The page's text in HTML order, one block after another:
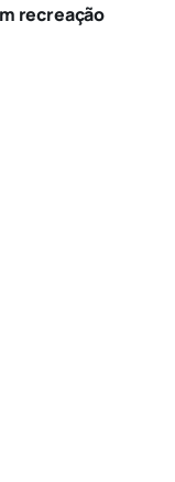
recreação